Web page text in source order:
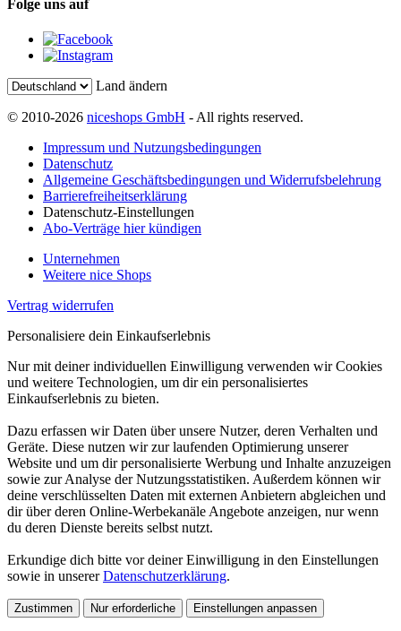
Folge uns auf
Land ändern
© 2010-2026 niceshops GmbH - All rights reserved.
Impressum und Nutzungsbedingungen
Datenschutz
Allgemeine Geschäftsbedingungen und Widerrufsbelehrung
Barrierefreiheitserklärung
Datenschutz-Einstellungen
Abo-Verträge hier kündigen
Unternehmen
Weitere nice Shops
Vertrag widerrufen
Personalisiere dein Einkaufserlebnis
Nur mit deiner individuellen Einwilligung verwenden wir Cookies
und weitere Technologien, um dir ein personalisiertes
Einkaufserlebnis zu bieten.
Dazu erfassen wir Daten über unsere Nutzer, deren Verhalten und
Geräte. Diese nutzen wir zur laufenden Optimierung unserer
Website und um dir personalisierte Werbung und Inhalte anzuzeigen
sowie zur Analyse der Nutzungsstatistiken. Außerdem können wir
deine verschlüsselten Daten mit externen Anbietern abgleichen und
dir über deren Online-Werbekanäle Angebote anzeigen, nur wenn
du deren Dienste bereits selbst nutzt.
Erkundige dich bitte vor deiner Einwilligung in den Einstellungen
sowie in unsererDatenschutzerklärung.
Zustimmen Nur erforderliche Einstellungen anpassen